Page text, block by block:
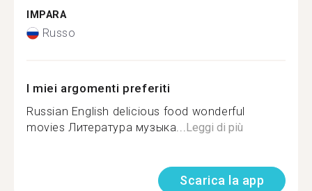
IMPARA
Russo
I miei argomenti preferiti
Russian English delicious food wonderful
movies Литература музыка...Leggi di più
Scarica la app